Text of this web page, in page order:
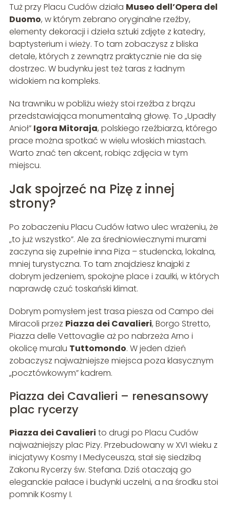
Tuż przy Placu Cudów działa Museo dell’Opera del
Duomo, w którym zebrano oryginalne rzeźby,
elementy dekoracji i dzieła sztuki zdjęte z katedry,
baptysterium i wieży. To tam zobaczysz z bliska
detale, których z zewnątrz praktycznie nie da się
dostrzec. W budynku jest też taras z ładnym
widokiem na kompleks.
Na trawniku w pobliżu wieży stoi rzeźba z brązu
przedstawiająca monumentalną głowę. To „Upadły
Anioł” Igora Mitoraja, polskiego rzeźbiarza, którego
prace można spotkać w wielu włoskich miastach.
Warto znać ten akcent, robiąc zdjęcia w tym
miejscu.
Jak spojrzeć na Pizę z innej
strony?
Po zobaczeniu Placu Cudów łatwo ulec wrażeniu, że
„to już wszystko”. Ale za średniowiecznymi murami
zaczyna się zupełnie inna Piza – studencka, lokalna,
mniej turystyczna. To tam znajdziesz knajpki z
dobrym jedzeniem, spokojne place i zaułki, w których
naprawdę czuć toskański klimat.
Dobrym pomysłem jest trasa piesza od Campo dei
Miracoli przez Piazza dei Cavalieri, Borgo Stretto,
Piazza delle Vettovaglie aż po nabrzeża Arno i
okolicę muralu Tuttomondo. W jeden dzień
zobaczysz najważniejsze miejsca poza klasycznym
„pocztówkowym” kadrem.
Piazza dei Cavalieri – renesansowy
plac rycerzy
Piazza dei Cavalieri to drugi po Placu Cudów
najważniejszy plac Pizy. Przebudowany w XVI wieku z
inicjatywy Kosmy I Medyceusza, stał się siedzibą
Zakonu Rycerzy św. Stefana. Dziś otaczają go
eleganckie pałace i budynki uczelni, a na środku stoi
pomnik Kosmy I.